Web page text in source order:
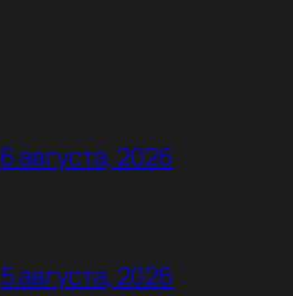
6 августа, 2026
5 августа, 2026